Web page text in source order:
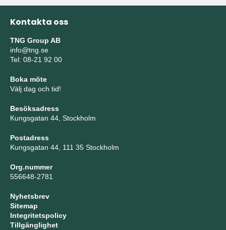
Kontakta oss
TNG Group AB
info@tng.se
Tel: 08-21 92 00
Boka möte
Välj dag och tid!
Besöksadress
Kungsgatan 44, Stockholm
Postadress
Kungsgatan 44, 111 35 Stockholm
Org.nummer
556648-2781
Nyhetsbrev
Sitemap
Integritetspolicy
Tillgänglighet